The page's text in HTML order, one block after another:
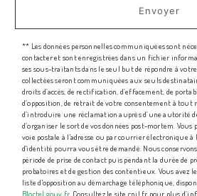
Envoyer
** Les données personnelles communiquées sont
contacter et sont enregistrées dans un fichier
ses sous-traitants dans le seul but de répondre à votre
collectées seront communiquées aux seuls
droits d’accès, de rectification, d’effacement, de
d’opposition, de retrait de votre consentement à
d’introduire une réclamation auprès d’une autorité
d’organiser le sort de vos données post-mortem. Vous
voie postale à l'adresse ou par courrier électronique
d'identité pourra vous être demandé. Nous
période de prise de contact puis pendant la durée de
probatoires et de gestion des contentieux. Vous avez
liste d'opposition au démarchage téléphonique,
Bloctel.gouv.fr. Consultez le site cnil.fr pour plus